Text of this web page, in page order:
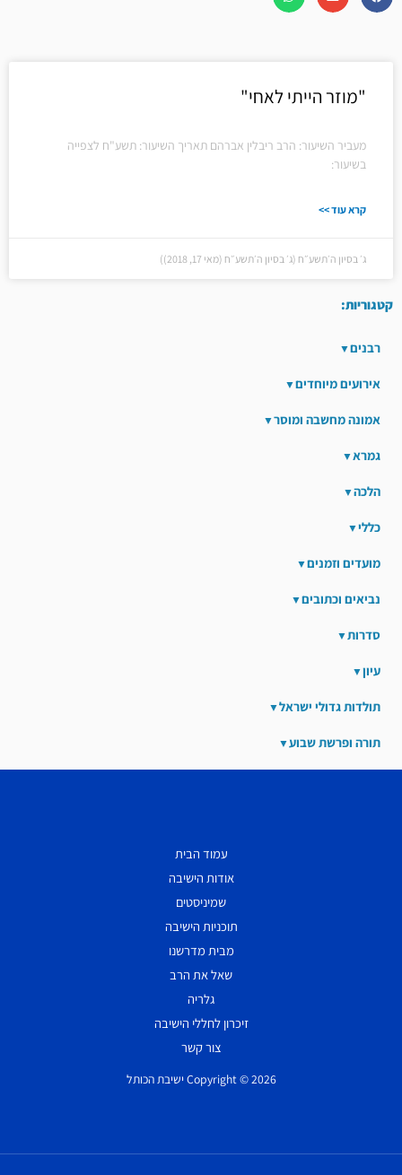
"מוזר הייתי לאחי"
מעביר השיעור: הרב ריבלין אברהם תאריך השיעור: תשע"ח לצפייה
בשיעור:
קרא עוד >>
ג׳ בסיון ה׳תשע״ח (ג׳ בסיון ה׳תשע״ח (מאי 17, 2018))
קטגוריות:
רבנים
אירועים מיוחדים
אמונה מחשבה ומוסר
גמרא
הלכה
כללי
מועדים וזמנים
נביאים וכתובים
סדרות
עיון
תולדות גדולי ישראל
תורה ופרשת שבוע
עמוד הבית
אודות הישיבה
שמיניסטים
תוכניות הישיבה
מבית מדרשנו
שאל את הרב
גלריה
זיכרון לחללי הישיבה
צור קשר
Copyright © 2026 ישיבת הכותל